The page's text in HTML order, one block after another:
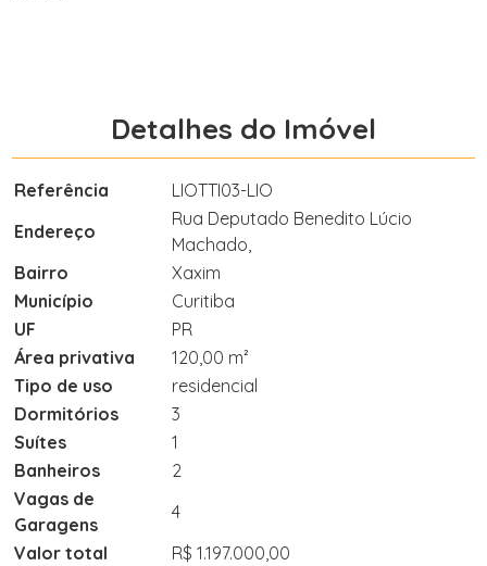
Detalhes do Imóvel
Referência
LIOTTI03-LIO
Endereço
Rua Deputado Benedito Lúcio
Machado,
Bairro
Xaxim
Município
Curitiba
UF
PR
Área privativa
120,00 m²
Tipo de uso
residencial
Dormitórios
3
Suítes
1
Banheiros
2
Vagas de
Garagens
4
Valor total
R$ 1.197.000,00